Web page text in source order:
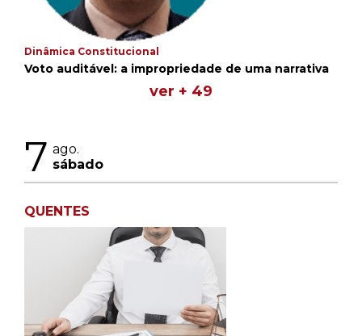
Dinâmica Constitucional
Voto auditável: a impropriedade de uma narrativa
ver + 49
7 ago.
sábado
QUENTES